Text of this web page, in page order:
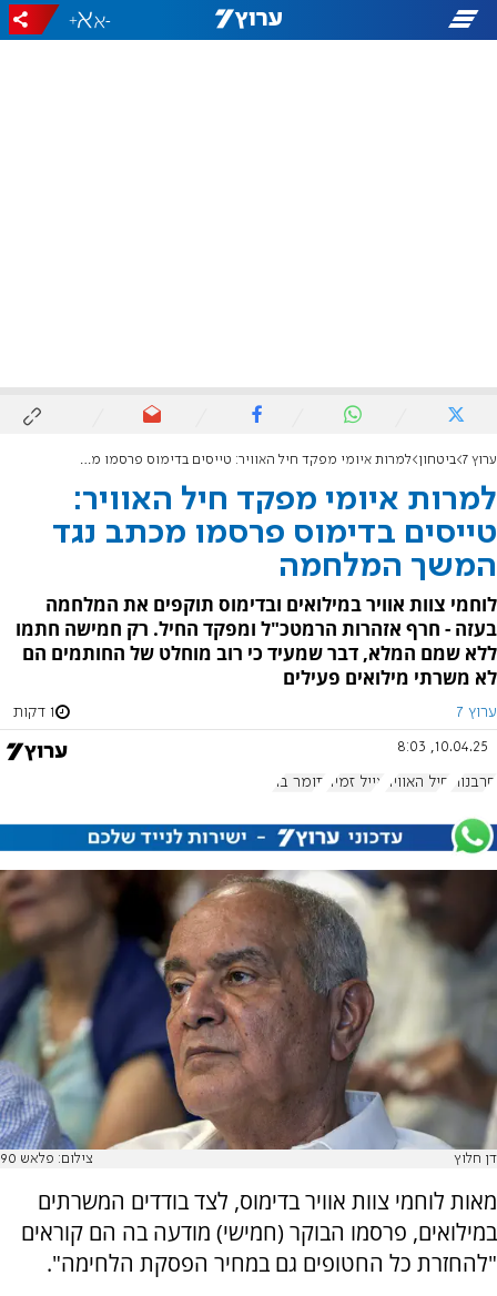
-
+
ערוץ 7 ביטחון למרות איומי מפקד חיל האוויר: טייסים בדימוס פרסמו מכתב נגד המשך המלחמה
למרות איומי מפקד חיל האוויר:
טייסים בדימוס פרסמו מכתב נגד
המשך המלחמה
לוחמי צוות אוויר במילואים ובדימוס תוקפים את המלחמה
בעזה - חרף אזהרות הרמטכ"ל ומפקד החיל. רק חמישה חתמו
ללא שמם המלא, דבר שמעיד כי רוב מוחלט של החותמים הם
לא משרתי מילואים פעילים
ערוץ 7 1 דקות
10.04.25, 8:03
סרבנות חיל האוויר אייל זמיר תומר בר
דן חלוץ צילום: פלאש 90
מאות לוחמי צוות אוויר בדימוס, לצד בודדים המשרתים
במילואים, פרסמו הבוקר (חמישי) מודעה בה הם קוראים
"להחזרת כל החטופים גם במחיר הפסקת הלחימה".